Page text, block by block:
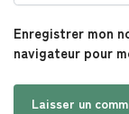
Enregistrer mon
navigateur pour